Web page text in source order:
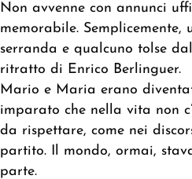
Non avvenne con annunci
memorabile. Semplicemente,
serranda e qualcuno tolse
ritratto di Enrico Berlinguer.
Mario e Maria erano
imparato che nella vita non
da rispettare, come nei
partito. Il mondo, ormai,
parte.